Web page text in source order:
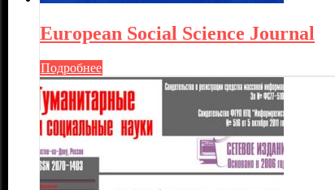
European Social Science Journal
Подробнее